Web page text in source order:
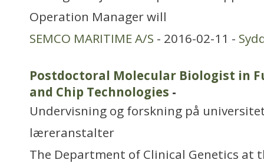
Operation Manager will
SEMCO MARITIME A/S - 2016-02-11 -
Postdoctoral Molecular Biologist in
and Chip Technologies -
Undervisning og forskning på
læreranstalter
The Department of Clinical Genetics at